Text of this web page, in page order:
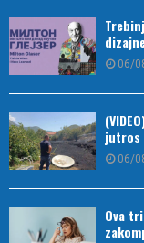
06/
jutros
06/
Ova